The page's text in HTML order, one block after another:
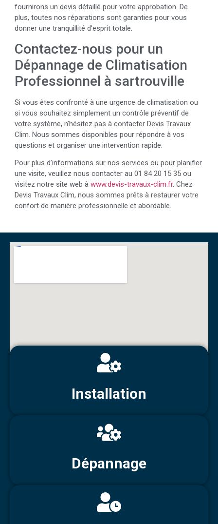
fournirons un devis détaillé pour votre approbation. De
plus, toutes nos réparations sont garanties pour vous
donner une tranquillité d’esprit totale.
Contactez-nous pour un
Dépannage de Climatisation
Professionnel à sartrouville
Si vous êtes confronté à une urgence de climatisation ou
si vous souhaitez simplement un contrôle préventif de
votre système, n’hésitez pas à contacter Devis Travaux
Clim. Nous sommes disponibles pour répondre à vos
questions et organiser une intervention rapide.
Pour plus d’informations sur nos services ou pour planifier
une visite, veuillez nous contacter au 01 84 20 15 35 ou
visitez notre site web à www.devis-travaux-clim.fr. Chez
Devis Travaux Clim, nous sommes prêts à restaurer votre
confort de manière professionnelle et abordable.
Installation
Dépannage